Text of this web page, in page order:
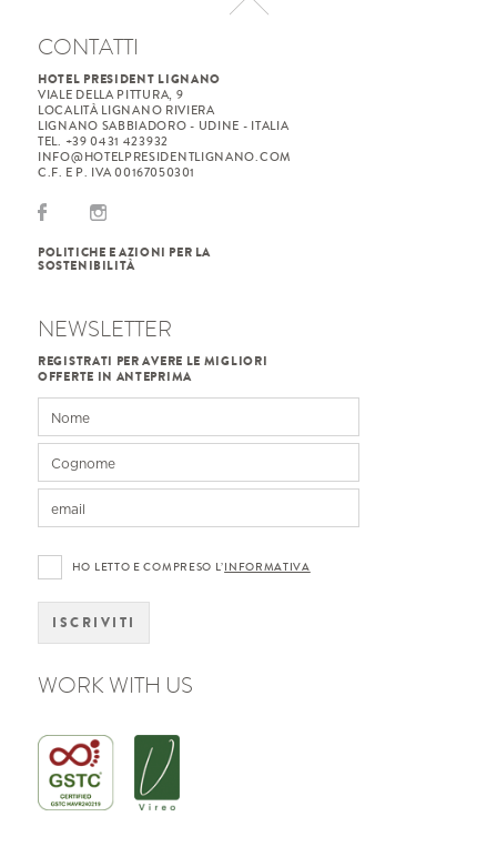
CONTATTI
HOTEL PRESIDENT LIGNANO
VIALE DELLA PITTURA, 9
LOCALITÀ LIGNANO RIVIERA
LIGNANO SABBIADORO - UDINE - ITALIA
TEL. +39 0431 423932
INFO@HOTELPRESIDENTLIGNANO.COM
C.F. E P. IVA 00167050301
POLITICHE E AZIONI PER LA
SOSTENIBILITÀ
NEWSLETTER
REGISTRATI PER AVERE LE MIGLIORI
OFFERTE IN ANTEPRIMA
HO LETTO E COMPRESO L’INFORMATIVA
ISCRIVITI
WORK WITH US